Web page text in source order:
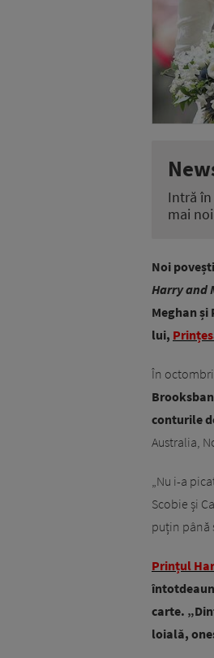
Intră
mai
Noi
Harry and
Meghan
lui,
În
conturile
Australia,
„Nu i-a
Scobie și
puțin până
Prințul
carte.
loială,